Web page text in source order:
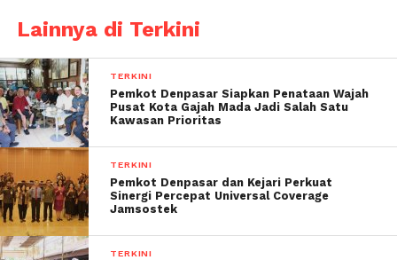
Lainnya di Terkini
TERKINI
Pemkot Denpasar Siapkan Penataan Wajah
Pusat Kota Gajah Mada Jadi Salah Satu
Kawasan Prioritas
TERKINI
Pemkot Denpasar dan Kejari Perkuat
Sinergi Percepat Universal Coverage
Jamsostek
TERKINI